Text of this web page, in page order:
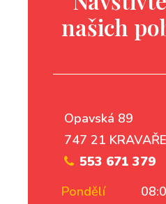
našich
Opavská 89
747 21 KRAVAŘE
553 671 379
Pondělí